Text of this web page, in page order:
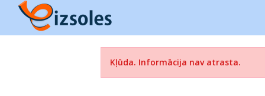
Kļūda. Informācija nav atrasta.